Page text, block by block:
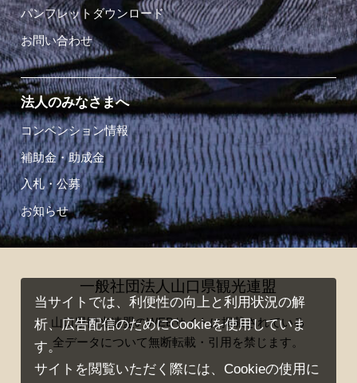
パンフレットダウンロード
お問い合わせ
法人のみなさまへ
コンベンション情報
補助金・助成金
入札・公募
お知らせ
一般社団法人山口県観光連盟
山口県観光連盟のWEBサイトに掲載されている
全データについて無断転載・引用を禁じます。
当サイトでは、利便性の向上と利用状況の解
析、広告配信のためにCookieを使用していま
す。
サイトを閲覧いただく際には、Cookieの使用に